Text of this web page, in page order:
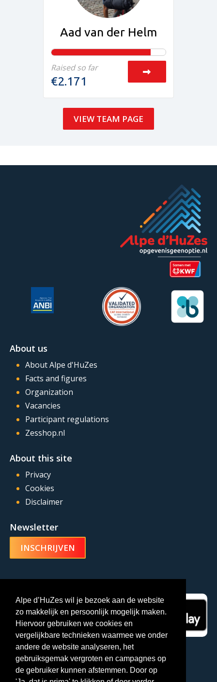
Alpe d’HuZes wil je bezoek aan de website
zo makkelijk en persoonlijk mogelijk maken.
Hiervoor gebruiken we cookies en
vergelijkbare technieken waarmee we onder
andere de website analyseren, het
gebruiksgemak vergroten en campagnes op
de gebruiker kunnen afstemmen. Door op
Aad van der Helm
Raised so far
€2.171
VIEW TEAM PAGE
About us
About Alpe d'HuZes
Facts and figures
Organization
Vacancies
Participant regulations
Zesshop.nl
About this site
Privacy
Cookies
Disclaimer
Newsletter
INSCHRIJVEN